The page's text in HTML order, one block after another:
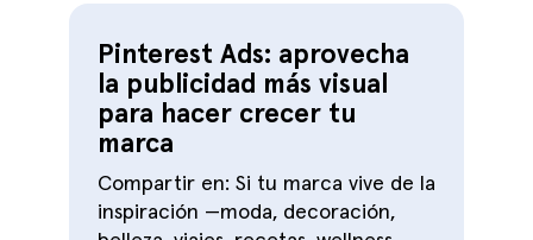
Pinterest Ads: aprovecha
la publicidad más visual
para hacer crecer tu
marca
Compartir en: Si tu marca vive de la
inspiración —moda, decoración,